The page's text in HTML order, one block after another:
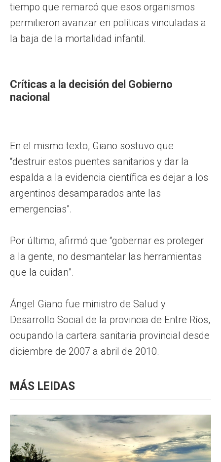
tiempo que remarcó que esos organismos
permitieron avanzar en políticas vinculadas a
la baja de la mortalidad infantil.
Críticas a la decisión del Gobierno
nacional
En el mismo texto, Giano sostuvo que
“destruir estos puentes sanitarios y dar la
espalda a la evidencia científica es dejar a los
argentinos desamparados ante las
emergencias”.
Por último, afirmó que “gobernar es proteger
a la gente, no desmantelar las herramientas
que la cuidan”.
Ángel Giano fue ministro de Salud y
Desarrollo Social de la provincia de Entre Ríos,
ocupando la cartera sanitaria provincial desde
diciembre de 2007 a abril de 2010.
MÁS LEIDAS